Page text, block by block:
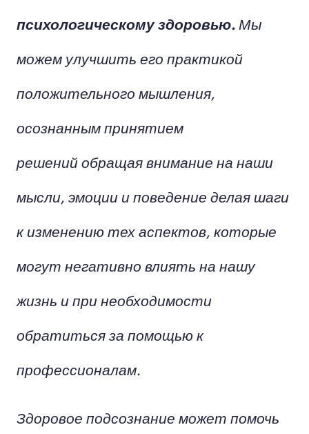
психологическому здоровью. Мы
можем улучшить его практикой
положительного мышления,
осознанным принятием
решений обращая внимание на наши
мысли, эмоции и поведение делая шаги
к изменению тех аспектов, которые
могут негативно влиять на нашу
жизнь и при необходимости
обратиться за помощью к
профессионалам.
Здоровое подсознание может помочь